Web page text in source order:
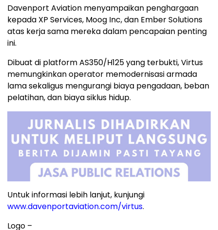
Davenport Aviation menyampaikan penghargaan
kepada XP Services, Moog Inc, dan Ember Solutions
atas kerja sama mereka dalam pencapaian penting
ini.
Dibuat di platform AS350/H125 yang terbukti, Virtus
memungkinkan operator memodernisasi armada
lama sekaligus mengurangi biaya pengadaan, beban
pelatihan, dan biaya siklus hidup.
Untuk informasi lebih lanjut, kunjungi
www.davenportaviation.com/virtus.
Logo –